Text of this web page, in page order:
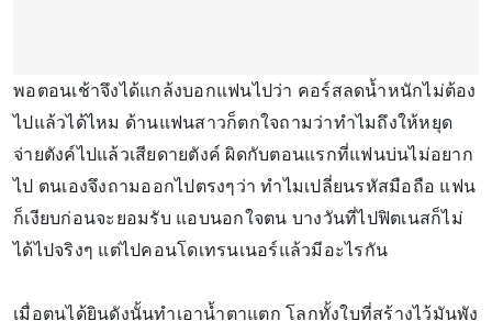
พอตอนเช้าจึงได้แกล้งบอกแฟนไปว่า คอร์สลดน้ำหนักไม่ต้อง
ไปแล้วได้ไหม ด้านแฟนสาวก็ตกใจถามว่าทำไมถึงให้หยุด
จ่ายตังค์ไปแล้วเสียดายตังค์ ผิดกับตอนแรกที่แฟนบ่นไม่อยาก
ไป ตนเองจึงถามออกไปตรงๆว่า ทำไมเปลี่ยนรหัสมือถือ แฟน
ก็เงียบก่อนจะยอมรับ แอบนอกใจตน บางวันที่ไปฟิตเนสก็ไม่
ได้ไปจริงๆ แต่ไปคอนโดเทรนเนอร์แล้วมีอะไรกัน
เมื่อตนได้ยินดังนั้นทำเอาน้ำตาแตก โลกทั้งใบที่สร้างไว้มันพัง